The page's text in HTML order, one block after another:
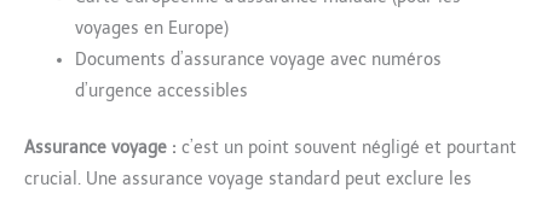
voyages en Europe)
Documents d’assurance voyage avec numéros
d’urgence accessibles
Assurance voyage : c’est un point souvent négligé et pourtant
crucial. Une assurance voyage standard peut exclure les